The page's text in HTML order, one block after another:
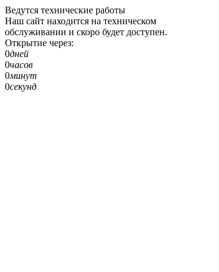
Ведутся технические работы
Наш сайт находится на техническом
обслуживании и скоро будет доступен.
Открытие через:
0дней
0часов
0минут
0секунд